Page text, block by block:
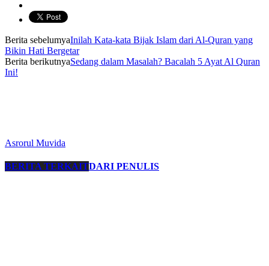
Berita sebelumyaInilah Kata-kata Bijak Islam dari Al-Quran yang
Bikin Hati Bergetar
Berita berikutnyaSedang dalam Masalah? Bacalah 5 Ayat Al Quran
Ini!
Asrorul Muvida
BERITA TERKAITDARI PENULIS